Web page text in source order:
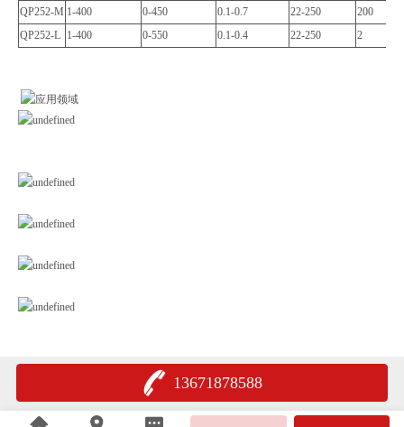
QP252-M 1-400 0-450 0.1-0.7 22-250
200
QP252-L 1-400 0-550 0.1-0.4 22-250 2
13671878588